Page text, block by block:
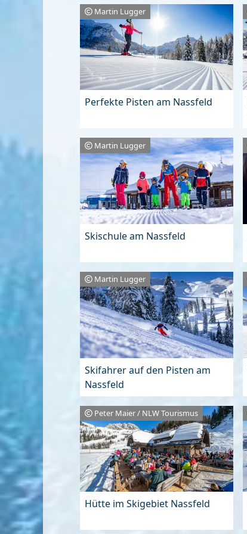
Martin Lugger
Perfekte Pisten am Nassfeld
Martin Lugger
Skischule am Nassfeld
Martin Lugger
Skifahrer auf den Pisten am
Nassfeld
Peter Maier / NLW Tourismus
Hütte im Skigebiet Nassfeld